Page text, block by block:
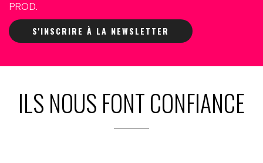
PROD.
S'INSCRIRE À LA NEWSLETTER
ILS NOUS FONT CONFIANCE